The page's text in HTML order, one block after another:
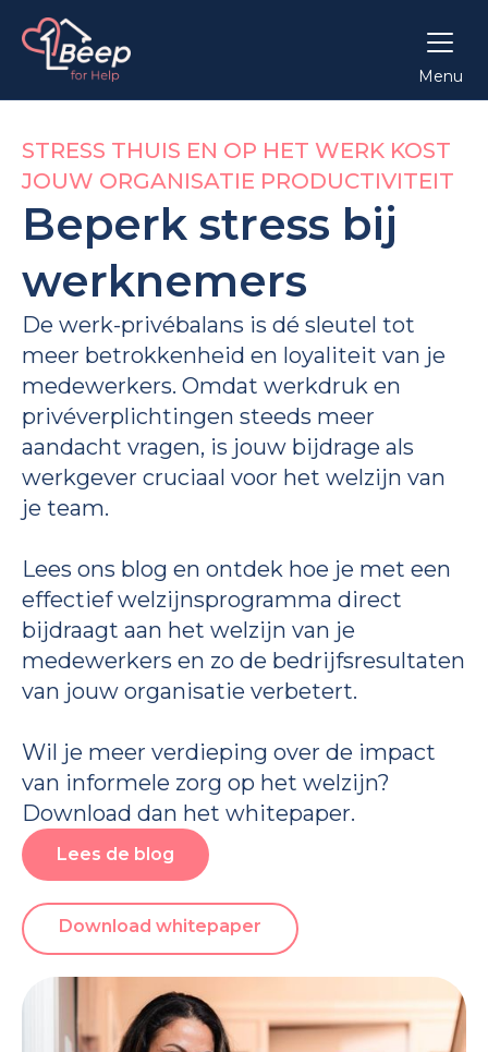
Menu
STRESS THUIS EN OP HET WERK KOST
JOUW ORGANISATIE PRODUCTIVITEIT
Beperk stress bij
werknemers
De werk-privébalans is dé sleutel tot
meer betrokkenheid en loyaliteit van je
medewerkers. Omdat werkdruk en
privéverplichtingen steeds meer
aandacht vragen, is jouw bijdrage als
werkgever cruciaal voor het welzijn van
je team.
Lees ons blog en ontdek hoe je met een
effectief welzijnsprogramma direct
bijdraagt aan het welzijn van je
medewerkers en zo de bedrijfsresultaten
van jouw organisatie verbetert.
Wil je meer verdieping over de impact
van informele zorg op het welzijn?
Download dan het whitepaper.
Lees de blog
Download whitepaper